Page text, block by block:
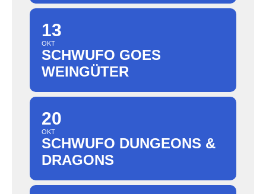
13
OKT
SCHWUFO GOES
WEINGÜTER
20
OKT
SCHWUFO DUNGEONS &
DRAGONS